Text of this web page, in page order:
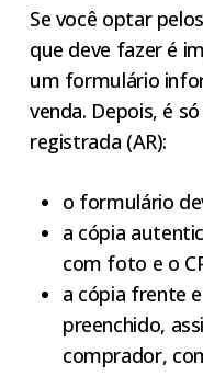
Se você optar
que deve fazer é
um formulário
venda. Depois, é
registrada (AR):
o formulário
a cópia
com foto e o
a cópia frente
preenchido,
comprador,